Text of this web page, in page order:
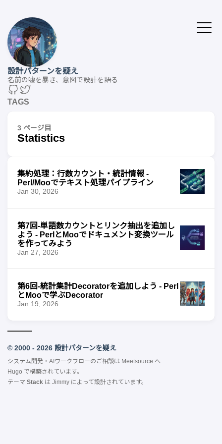
設計パターンを疑え
名前の嘘を暴き、意図で設計を語る
TAGS
3 ページ目
Statistics
集約処理：行数カウント・統計情報 -
Perl/Mooでテキスト処理パイプライン
Jan 30, 2026
第7回-単語数カウントとリンク抽出を追加し
よう - PerlとMooでドキュメント変換ツール
を作ってみよう
Jan 27, 2026
第6回-統計集計Decoratorを追加しよう - Perl
とMooで学ぶDecorator
Jan 19, 2026
© 2000 - 2026 設計パターンを疑え
システム開発・AIワークフローのご相談は Meetsource へ
Hugo で構築されています。
テーマ Stack は Jimmy によって設計されています。